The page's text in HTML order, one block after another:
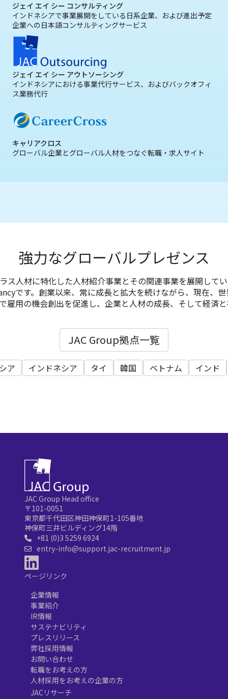
ジェイ エイ シー コンサルティング
インドネシアで事業展開をしている日系企業、および進出予定
企業への日本語コンサルティングサービス
ジェイ エイ シー アウトソーシング
インドネシアにおける事業代行サービス、およびバックオフィ
ス業務代行
キャリアクロス
グローバル企業とグローバル人材をつなぐ転職・求人サイト
強力なグローバルプレゼンス
ス人材に特化した人材紹介事業とその関連事業を展開して
です。創業以来、常に成長と拡大を続けながら、現在、
雇用の機会創出を促進し、企業と人材の成長、そして経済
JAC Group拠点一覧
ア インドネシア タイ 韓国 ベトナム インド
JAC Group Head office
〒101-0051
東京都千代田区神田神保町1-105番地
神保町三井ビルディング14階
+81 (0)3 5259 6924
entry-info@support.jac-recruitment.jp
ページリンク
企業情報
事業紹介
IR情報
サステナビリティ
プレスリリース
弊社採用情報
お問い合わせ
転職をお考えの方
人材採用をお考えの企業の方
JACリサーチ